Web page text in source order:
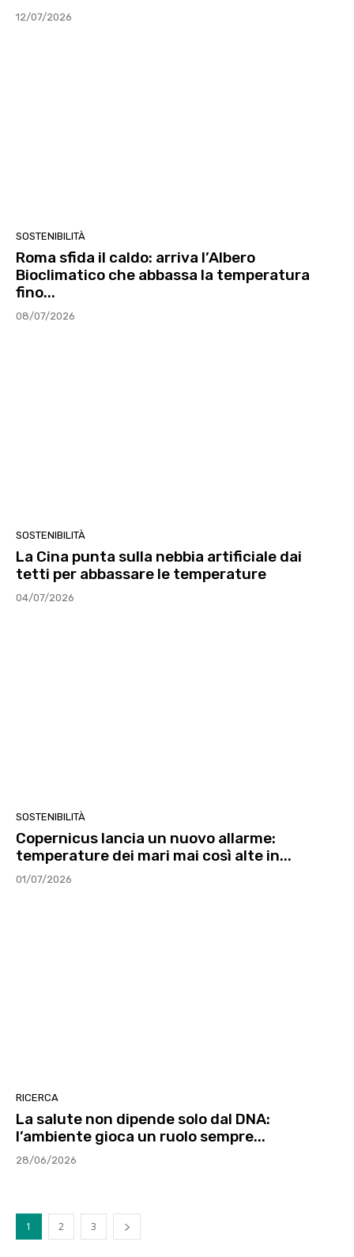
12/07/2026
SOSTENIBILITÀ
Roma sfida il caldo: arriva l’Albero
Bioclimatico che abbassa la temperatura
fino...
08/07/2026
SOSTENIBILITÀ
La Cina punta sulla nebbia artificiale dai
tetti per abbassare le temperature
04/07/2026
SOSTENIBILITÀ
Copernicus lancia un nuovo allarme:
temperature dei mari mai così alte in...
01/07/2026
RICERCA
La salute non dipende solo dal DNA:
l’ambiente gioca un ruolo sempre...
28/06/2026
1 2 3